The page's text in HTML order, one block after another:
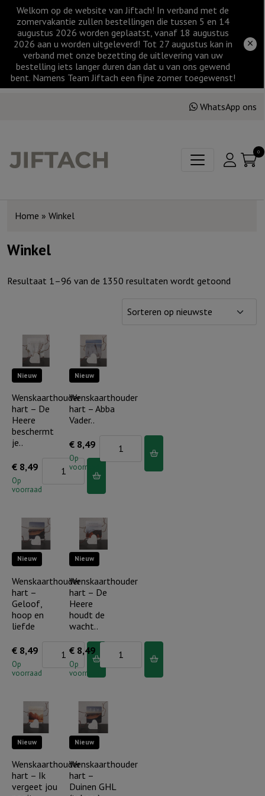
Welkom op de website van Jiftach! In verband met de
zomervakantie zullen bestellingen die tussen 5 en 14
augustus 2026 worden geplaatst, vanaf 18 augustus
2026 aan u worden uitgeleverd! Tot 27 augustus kan in
verband met onze bezetting de uitlevering van uw
bestelling iets langer duren dan dat u van ons gewend
bent. Namens Team Jiftach een fijne zomer toegewenst!
WhatsApp ons
0
Home » Winkel
Winkel
Resultaat 1–96 van de 1350 resultaten wordt getoond
Nieuw
Wenskaarthouder
hart – De
Heere
beschermt
je..
€ 8,49
Op
voorraad
Wenskaarthouder
Heere
aantal
Nieuw
Wenskaarthouder
hart – Abba
Vader..
€ 8,49
Op
voorraad
Wenskaarthouder
hart
-
Abba
aantal
Nieuw
Wenskaarthouder
hart –
Geloof,
hoop en
liefde
€ 8,49
Op
voorraad
Wenskaarthouder
hoop
aantal
Nieuw
Wenskaarthouder
hart – De
Heere
houdt de
wacht..
€ 8,49
Op
voorraad
hart
-
Heere
wacht..
Nieuw
Wenskaarthouder
hart – Ik
vergeet jou
Nieuw
Wenskaarthouder
hart –
Duinen GHL